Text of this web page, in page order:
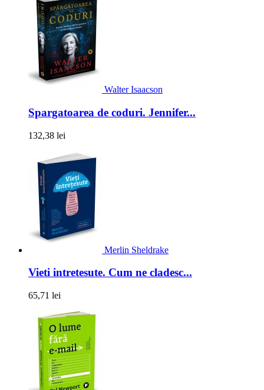
Walter Isaacson
Spargatoarea de coduri. Jennifer...
132,38 lei
Merlin Sheldrake
Vieti intretesute. Cum ne cladesc...
65,71 lei